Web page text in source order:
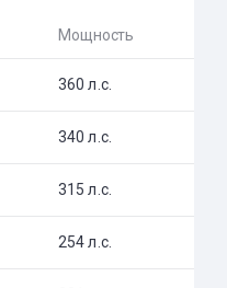
Мощность
360 л.с.
340 л.с.
315 л.с.
254 л.с.